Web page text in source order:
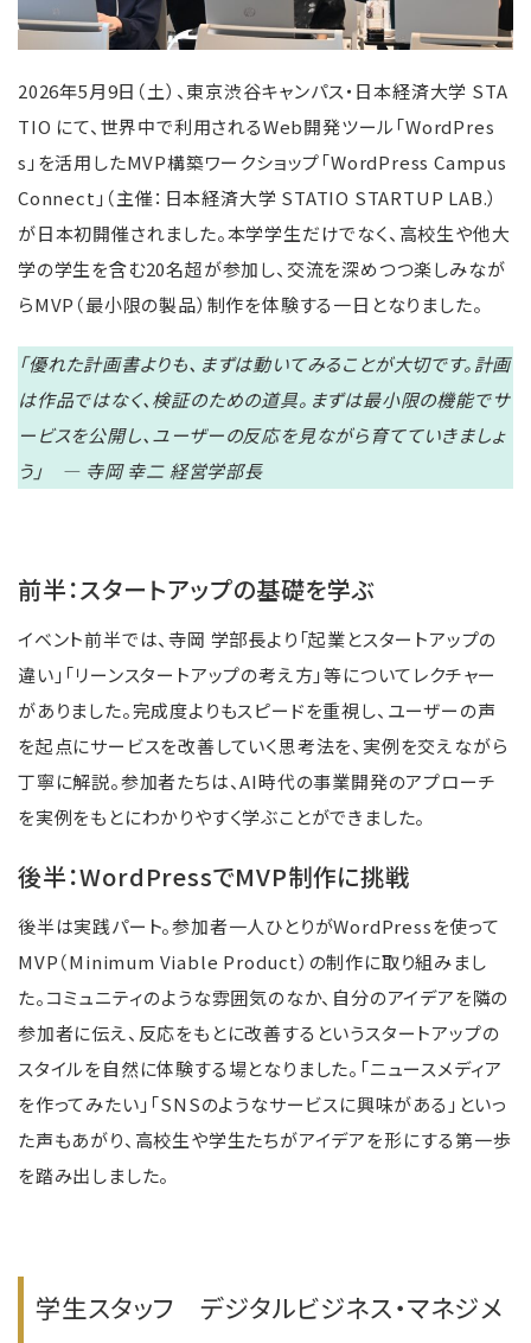
2026年5月9日（土）、東京渋谷キャンパス・日本経済大学 STA
TIO にて、世界中で利用されるWeb開発ツール「WordPres
s」を活用したMVP構築ワークショップ「WordPress Campus
Connect」（主催：日本経済大学 STATIO STARTUP LAB.）
が日本初開催されました。本学学生だけでなく、高校生や他大
学の学生を含む20名超が参加し、交流を深めつつ楽しみなが
らMVP（最小限の製品）制作を体験する一日となりました。
「優れた計画書よりも、まずは動いてみることが大切です。計画
は作品ではなく、検証のための道具。まずは最小限の機能でサ
ービスを公開し、ユーザーの反応を見ながら育てていきましょ
う」 — 寺岡 幸二 経営学部長
前半：スタートアップの基礎を学ぶ
イベント前半では、寺岡 学部長より「起業とスタートアップの
違い」「リーンスタートアップの考え方」等についてレクチャー
がありました。完成度よりもスピードを重視し、ユーザーの声
を起点にサービスを改善していく思考法を、実例を交えながら
丁寧に解説。参加者たちは、AI時代の事業開発のアプローチ
を実例をもとにわかりやすく学ぶことができました。
後半：WordPressでMVP制作に挑戦
後半は実践パート。参加者一人ひとりがWordPressを使って
MVP（Minimum Viable Product）の制作に取り組みまし
た。コミュニティのような雰囲気のなか、自分のアイデアを隣の
参加者に伝え、反応をもとに改善するというスタートアップの
スタイルを自然に体験する場となりました。「ニュースメディア
を作ってみたい」「SNSのようなサービスに興味がある」といっ
た声もあがり、高校生や学生たちがアイデアを形にする第一歩
を踏み出しました。
学生スタッフ デジタルビジネス・マネジメ